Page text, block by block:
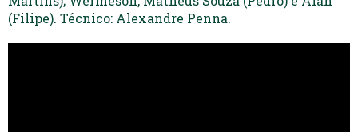
(Filipe). Técnico: Alexandre Penna.